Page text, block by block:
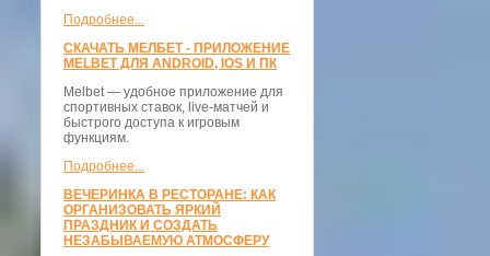
Подробнее...
СКАЧАТЬ МЕЛБЕТ - ПРИЛОЖЕНИЕ
MELBET ДЛЯ ANDROID, IOS И ПК
Melbet — удобное приложение для
спортивных ставок, live-матчей и
быстрого доступа к игровым
функциям.
Подробнее...
ВЕЧЕРИНКА В РЕСТОРАНЕ: КАК
ОРГАНИЗОВАТЬ ЯРКИЙ
ПРАЗДНИК И СОЗДАТЬ
НЕЗАБЫВАЕМУЮ АТМОСФЕРУ